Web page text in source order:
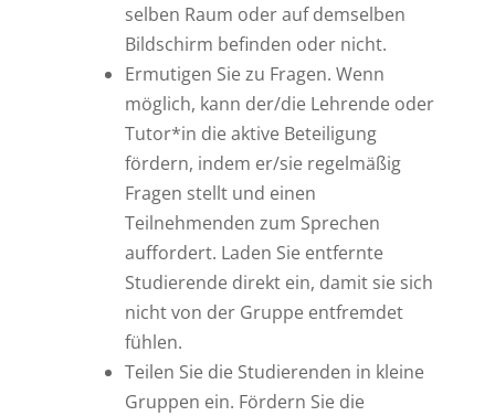
selben Raum oder auf demselben
Bildschirm befinden oder nicht.
Ermutigen Sie zu Fragen. Wenn
möglich, kann der/die Lehrende oder
Tutor*in die aktive Beteiligung
fördern, indem er/sie regelmäßig
Fragen stellt und einen
Teilnehmenden zum Sprechen
auffordert. Laden Sie entfernte
Studierende direkt ein, damit sie sich
nicht von der Gruppe entfremdet
fühlen.
Teilen Sie die Studierenden in kleine
Gruppen ein. Fördern Sie die